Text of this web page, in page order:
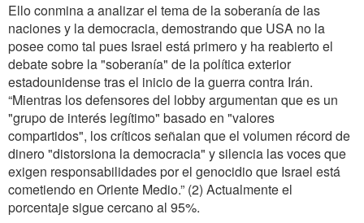
Ello conmina a analizar el tema de la soberanía de las
naciones y la democracia, demostrando que USA no la
posee como tal pues Israel está primero y ha reabierto el
debate sobre la "soberanía" de la política exterior
estadounidense tras el inicio de la guerra contra Irán.
“Mientras los defensores del lobby argumentan que es un
"grupo de interés legítimo" basado en "valores
compartidos", los críticos señalan que el volumen récord de
dinero "distorsiona la democracia" y silencia las voces que
exigen responsabilidades por el genocidio que Israel está
cometiendo en Oriente Medio.” (2) Actualmente el
porcentaje sigue cercano al 95%.